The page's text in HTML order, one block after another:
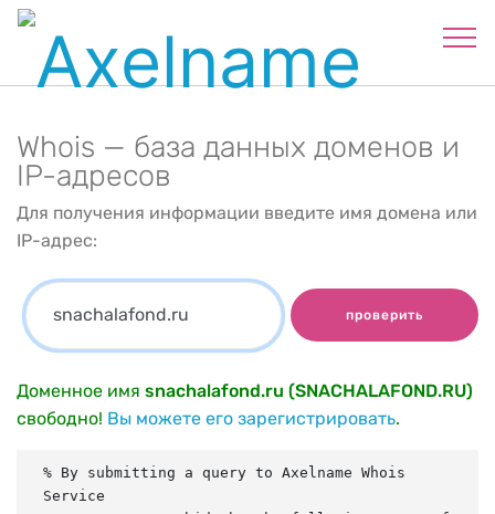
Whois — база данных доменов и
IP-адресов
Для получения информации введите имя домена или
IP-адрес:
проверить
Доменное имя snachalafond.ru (SNACHALAFOND.RU)
свободно! Вы можете его зарегистрировать.
% By submitting a query to Axelname Whois
Service